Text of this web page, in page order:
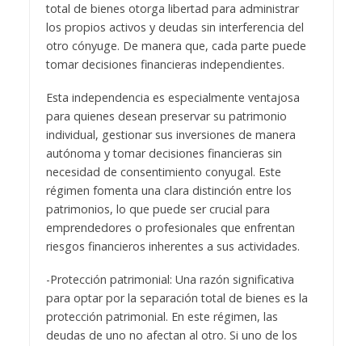
total de bienes otorga libertad para administrar
los propios activos y deudas sin interferencia del
otro cónyuge. De manera que, cada parte puede
tomar decisiones financieras independientes.
Esta independencia es especialmente ventajosa
para quienes desean preservar su patrimonio
individual, gestionar sus inversiones de manera
autónoma y tomar decisiones financieras sin
necesidad de consentimiento conyugal. Este
régimen fomenta una clara distinción entre los
patrimonios, lo que puede ser crucial para
emprendedores o profesionales que enfrentan
riesgos financieros inherentes a sus actividades.
-Protección patrimonial: Una razón significativa
para optar por la separación total de bienes es la
protección patrimonial. En este régimen, las
deudas de uno no afectan al otro. Si uno de los